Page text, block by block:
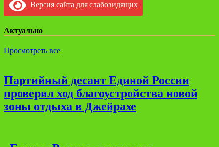
Версия сайта для слабовидящих
Актуально
Просмотреть все
Партийный десант Единой России
проверил ход благоустройства новой
зоны отдыха в Джейрахе